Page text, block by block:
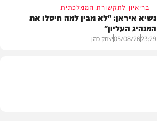
בריאיון לתקשורת הממלכתית
נשיא איראן: "לא מבין למה חיסלו את
המנהיג העליון"
23:29
05/08/26יצחק כהן